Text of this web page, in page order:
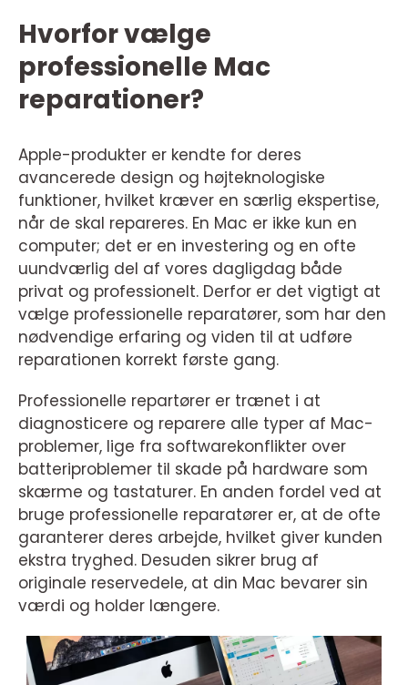
Hvorfor vælge
professionelle Mac
reparationer?
Apple-produkter er kendte for deres
avancerede design og højteknologiske
funktioner, hvilket kræver en særlig ekspertise,
når de skal repareres. En Mac er ikke kun en
computer; det er en investering og en ofte
uundværlig del af vores dagligdag både
privat og professionelt. Derfor er det vigtigt at
vælge professionelle reparatører, som har den
nødvendige erfaring og viden til at udføre
reparationen korrekt første gang.
Professionelle repartører er trænet i at
diagnosticere og reparere alle typer af Mac-
problemer, lige fra softwarekonflikter over
batteriproblemer til skade på hardware som
skærme og tastaturer. En anden fordel ved at
bruge professionelle reparatører er, at de ofte
garanterer deres arbejde, hvilket giver kunden
ekstra tryghed. Desuden sikrer brug af
originale reservedele, at din Mac bevarer sin
værdi og holder længere.